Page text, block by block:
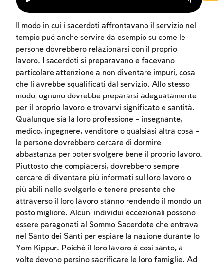
Il modo in cui i sacerdoti affrontavano il servizio nel
tempio può anche servire da esempio su come le
persone dovrebbero relazionarsi con il proprio
lavoro. I sacerdoti si preparavano e facevano
particolare attenzione a non diventare impuri, cosa
che li avrebbe squalificati dal servizio. Allo stesso
modo, ognuno dovrebbe prepararsi adeguatamente
per il proprio lavoro e trovarvi significato e santità.
Qualunque sia la loro professione – insegnante,
medico, ingegnere, venditore o qualsiasi altra cosa –
le persone dovrebbero cercare di dormire
abbastanza per poter svolgere bene il proprio lavoro.
Piuttosto che compiacersi, dovrebbero sempre
cercare di diventare più informati sul loro lavoro o
più abili nello svolgerlo e tenere presente che
attraverso il loro lavoro stanno rendendo il mondo un
posto migliore. Alcuni individui eccezionali possono
essere paragonati al Sommo Sacerdote che entrava
nel Santo dei Santi per espiare la nazione durante lo
Yom Kippur. Poiché il loro lavoro è così santo, a
volte devono persino sacrificare le loro famiglie. Ad